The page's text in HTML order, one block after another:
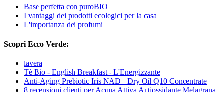
Base perfetta con puroBIO
I vantaggi dei prodotti ecologici per la casa
L'importanza dei profumi
Scopri Ecco Verde:
lavera
Tè Bio - English Breakfast - L'Energizzante
Anti-Aging Prebiotic Iris NAD+ Dry Oil Q10 Concentrate
8 recensioni clienti per Acqua Attiva Antiossidante Melagrana